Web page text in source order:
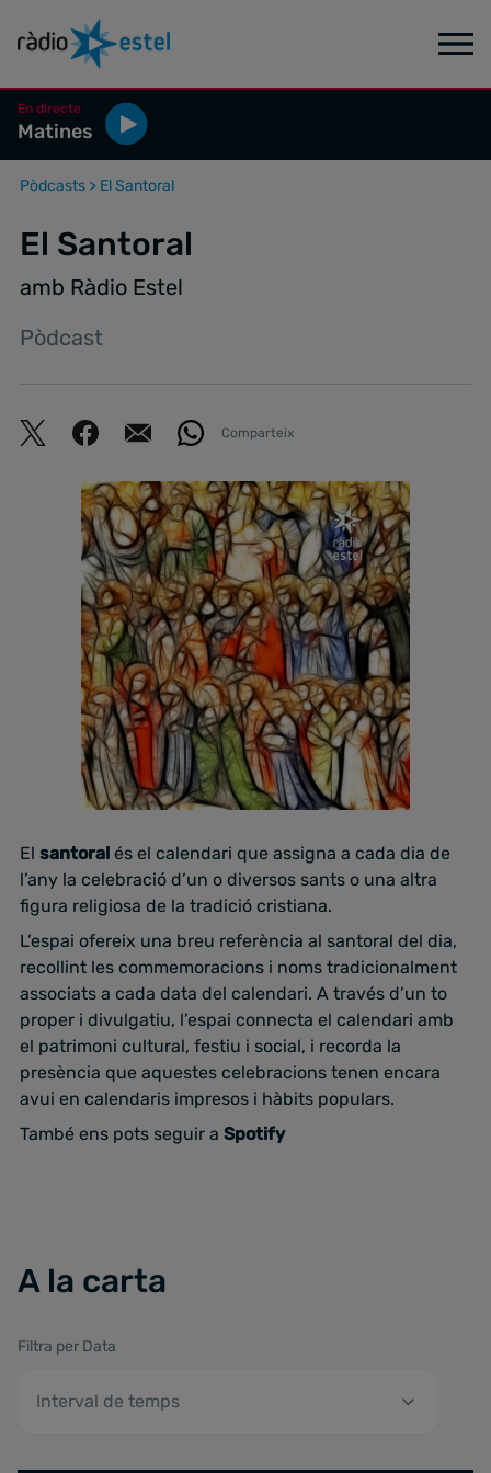
En directe
Matines
Pòdcasts > El Santoral
El Santoral
amb Ràdio Estel
Pòdcast
Comparteix
El santoral és el calendari que assigna a cada dia de
l’any la celebració d’un o diversos sants o una altra
figura religiosa de la tradició cristiana.
L’espai ofereix una breu referència al santoral del dia,
recollint les commemoracions i noms tradicionalment
associats a cada data del calendari. A través d’un to
proper i divulgatiu, l’espai connecta el calendari amb
el patrimoni cultural, festiu i social, i recorda la
presència que aquestes celebracions tenen encara
avui en calendaris impresos i hàbits populars.
També ens pots seguir a Spotify
A la carta
Filtra per Data